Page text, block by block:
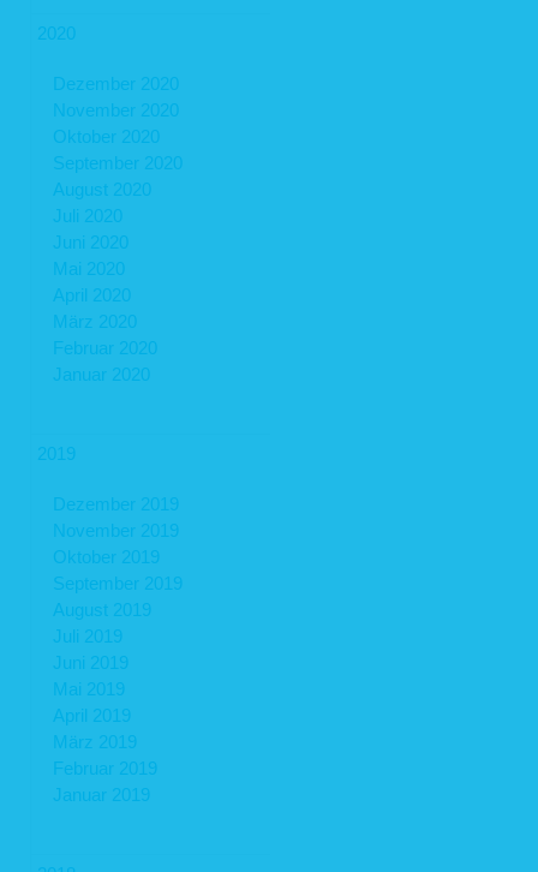
2020
Dezember 2020
November 2020
Oktober 2020
September 2020
August 2020
Juli 2020
Juni 2020
Mai 2020
April 2020
März 2020
Februar 2020
Januar 2020
2019
Dezember 2019
November 2019
Oktober 2019
September 2019
August 2019
Juli 2019
Juni 2019
Mai 2019
April 2019
März 2019
Februar 2019
Januar 2019